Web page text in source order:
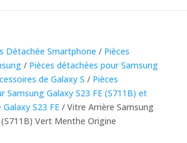
Détachée Smartphone / Pièces
/ Pièces détachées pour Samsung
de Galaxy S / Pièces
Samsung Galaxy S23 FE (S711B) et
S23 FE/ Vitre Arrière Samsung
(S711B) Vert Menthe Origine